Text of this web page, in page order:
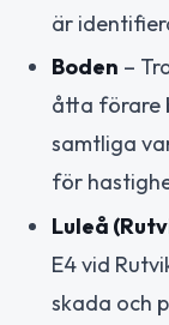
är
Boden –
åtta förare
samtliga
för
Luleå
E4 vid
skada och